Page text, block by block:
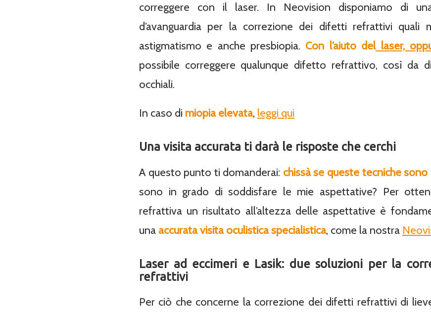
correggere con il laser. In Neovision disponiamo di
d’avanguardia per la correzione dei difetti refrattivi quali
astigmatismo e anche presbiopia. Con l’aiuto dellaser,
possibile correggere qualunque difetto refrattivo, così da
occhiali.
In caso di miopia elevata, leggi qui
Una visita accurata ti darà le risposte che cerchi
A questo punto ti domanderai: chissà se queste tecniche
sono in grado di soddisfare le mie aspettative? Per
refrattiva un risultato all’altezza delle aspettative è
una accurata visita oculistica specialistica, come la nostra
Laser ad eccimeri e Lasik: due soluzioni per la
refrattivi
Per ciò che concerne la correzione dei difetti refrattivi di